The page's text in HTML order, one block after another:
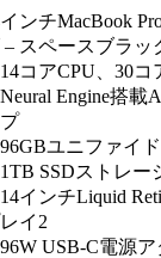
ンチMacBook
– スペースブラッ
コアCPU、30コ
Engine搭載
ユニファイド
SSDストレー
インチLiquid
イ2
USB-C電源ア